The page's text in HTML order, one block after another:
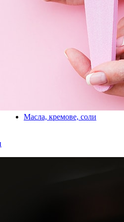
Масла, кремове, соли